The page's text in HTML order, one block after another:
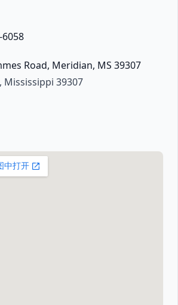
6058
Road, Meridian, MS 39307
, Mississippi 39307